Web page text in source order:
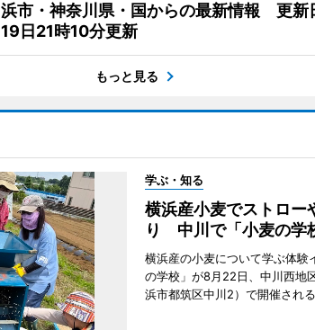
浜市・神奈川県・国からの最新情報 更新
19日21時10分更新
もっと見る
学ぶ・知る
横浜産小麦でストロー
り 中川で「小麦の学
横浜産の小麦について学ぶ体験
の学校」が8月22日、中川西地
浜市都筑区中川2）で開催される